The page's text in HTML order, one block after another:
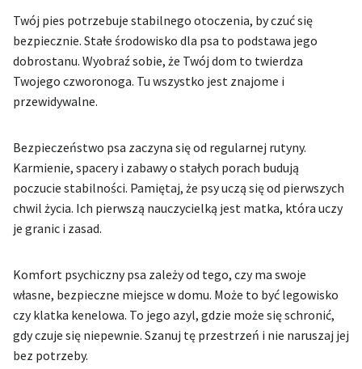
Twój pies potrzebuje stabilnego otoczenia, by czuć się
bezpiecznie. Stałe środowisko dla psa to podstawa jego
dobrostanu. Wyobraź sobie, że Twój dom to twierdza
Twojego czworonoga. Tu wszystko jest znajome i
przewidywalne.
Bezpieczeństwo psa zaczyna się od regularnej rutyny.
Karmienie, spacery i zabawy o stałych porach budują
poczucie stabilności. Pamiętaj, że psy uczą się od pierwszych
chwil życia. Ich pierwszą nauczycielką jest matka, która uczy
je granic i zasad.
Komfort psychiczny psa zależy od tego, czy ma swoje
własne, bezpieczne miejsce w domu. Może to być legowisko
czy klatka kenelowa. To jego azyl, gdzie może się schronić,
gdy czuje się niepewnie. Szanuj tę przestrzeń i nie naruszaj jej
bez potrzeby.